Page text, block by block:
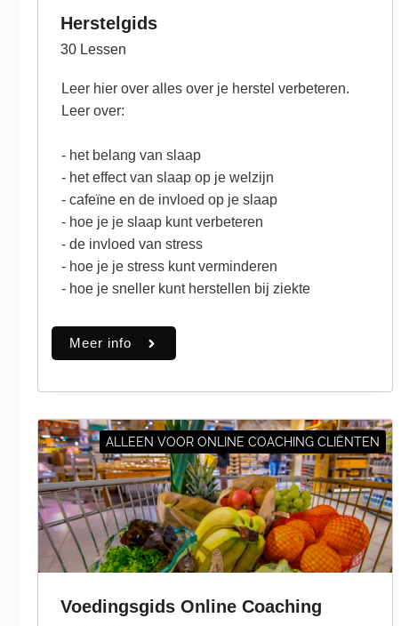
Herstelgids
30 Lessen
Leer hier over alles over je herstel verbeteren.
Leer over:
- het belang van slaap
- het effect van slaap op je welzijn
- cafeïne en de invloed op je slaap
- hoe je je slaap kunt verbeteren
- de invloed van stress
- hoe je je stress kunt verminderen
- hoe je sneller kunt herstellen bij ziekte
Meer info
ALLEEN VOOR ONLINE COACHING CLIËNTEN
Voedingsgids Online Coaching